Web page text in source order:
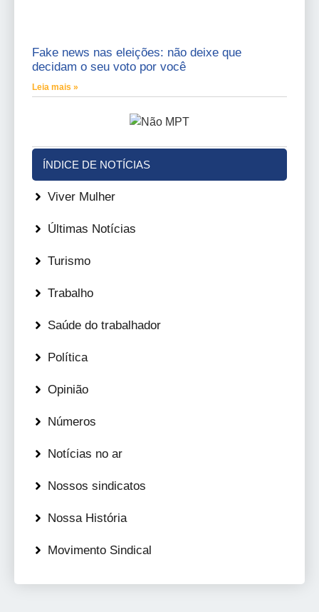
Fake news nas eleições: não deixe que
decidam o seu voto por você
Leia mais »
ÍNDICE DE NOTÍCIAS
Viver Mulher
Últimas Notícias
Turismo
Trabalho
Saúde do trabalhador
Política
Opinião
Números
Notícias no ar
Nossos sindicatos
Nossa História
Movimento Sindical